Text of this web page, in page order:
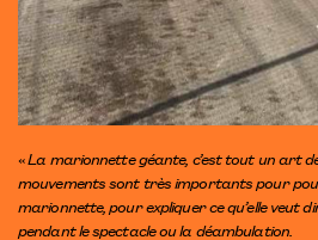
«La marionnette géante, c’est tout un art
mouvements sont très importants pour
marionnette, pour expliquer ce qu’elle veut
pendant le spectacle ou la déambulation.